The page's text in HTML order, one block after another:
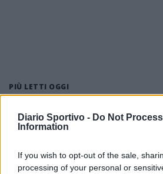
Diario Sportivo - Do Not
Information
If you wish to opt-out of the sale,
processing of your personal or
PIÙ LETTI OGGI
Il Buddusò in mani